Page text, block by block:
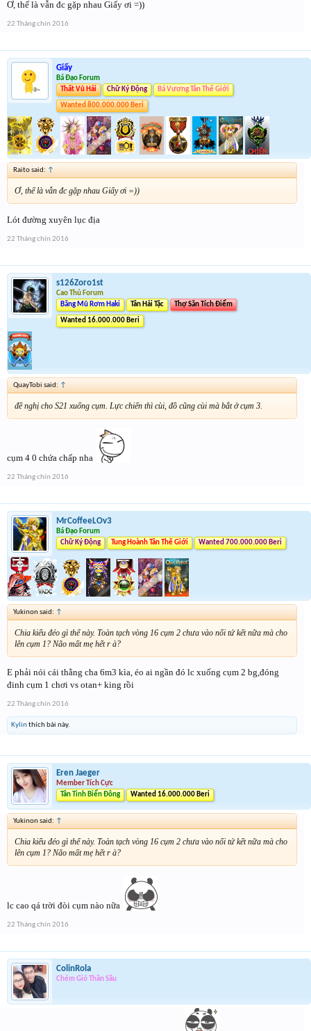
Ơ, thế là vẫn đc gặp nhau Giấy ơi =))
22 Tháng chín 2016
Giấy
Bá Đạo Forum
Thất Vũ Hải
Chữ Ký Động Bá Vương Tân Thế Giới
Wanted 800.000.000 Beri
Raito said: ↑
Ơ, thế là vẫn đc gặp nhau Giấy ơi =))
Lót đường xuyên lục địa
22 Tháng chín 2016
s126Zoro1st
Cao Thủ Forum
Băng Mũ Rơm Haki
Tân Hải Tặc Thợ Săn Tích Điểm
Wanted 16.000.000 Beri
QuayTobi said: ↑
đề nghị cho S21 xuống cụm. Lực chiến thì cùi, đồ cũng cùi mà bắt ở cụm 3.
cụm 4 0 chứa chấp nha
22 Tháng chín 2016
MrCoffeeLOv3
Bá Đạo Forum
Chữ Ký Động
Tung Hoành Tân Thế Giới Wanted 700.000.000 Beri
Yukinon said: ↑
Chia kiểu đéo gì thế này. Toàn tạch vòng 16 cụm 2 chưa vào nổi tứ kết nữa mà cho
lên cụm 1? Não mất mẹ hết r à?
E phải nói cái thằng cha 6m3 kìa, éo ai ngần đó lc xuống cụm 2 bg,đóng
đinh cụm 1 chơi vs otan+ king rồi
22 Tháng chín 2016
Kylinthích bài này.
Eren Jaeger
Member Tích Cực
Tân Tinh Biển Đông
Wanted 16.000.000 Beri
Yukinon said: ↑
Chia kiểu đéo gì thế này. Toàn tạch vòng 16 cụm 2 chưa vào nổi tứ kết nữa mà cho
lên cụm 1? Não mất mẹ hết r à?
lc cao qá trời đòi cụm nào nữa
22 Tháng chín 2016
ColinRola
Chém Gió Thần Sầu